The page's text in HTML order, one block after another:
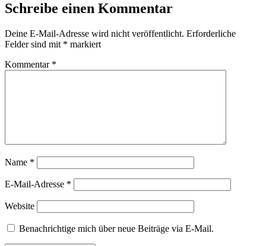
Schreibe einen Kommentar
Deine E-Mail-Adresse wird nicht veröffentlicht. Erforderliche
Felder sind mit * markiert
Kommentar *
Name *
E-Mail-Adresse *
Website
Benachrichtige mich über neue Beiträge via E-Mail.